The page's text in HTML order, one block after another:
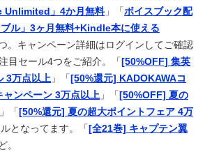
Unlimited」4か月無料」「 ボイスブック配
ル」3ヶ月無料+Kindle本に使える
。キャンペーン詳細はログインしてご確認
目セール4つをご紹介。「 [50%OFF] 集英
3万点以上 」「 [50%還元] KADOKAWAコ
ャンペーン 3万点以上 」「 [50%OFF] 夏の
」「 [50%還元] 夏の超大ポイントフェア 4万
となってます。「 [全21巻] キャプテン翼
。